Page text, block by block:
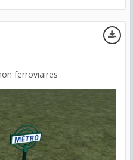
ferroviaires